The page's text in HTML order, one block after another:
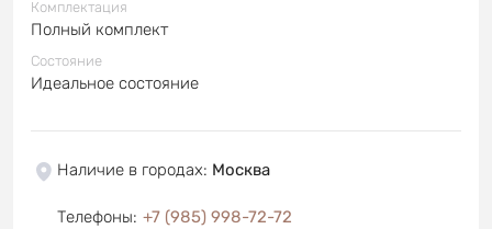
Комплектация
Полный комплект
Состояние
Идеальное состояние
Наличие в городах: Москва
Телефоны: +7 (985) 998-72-72